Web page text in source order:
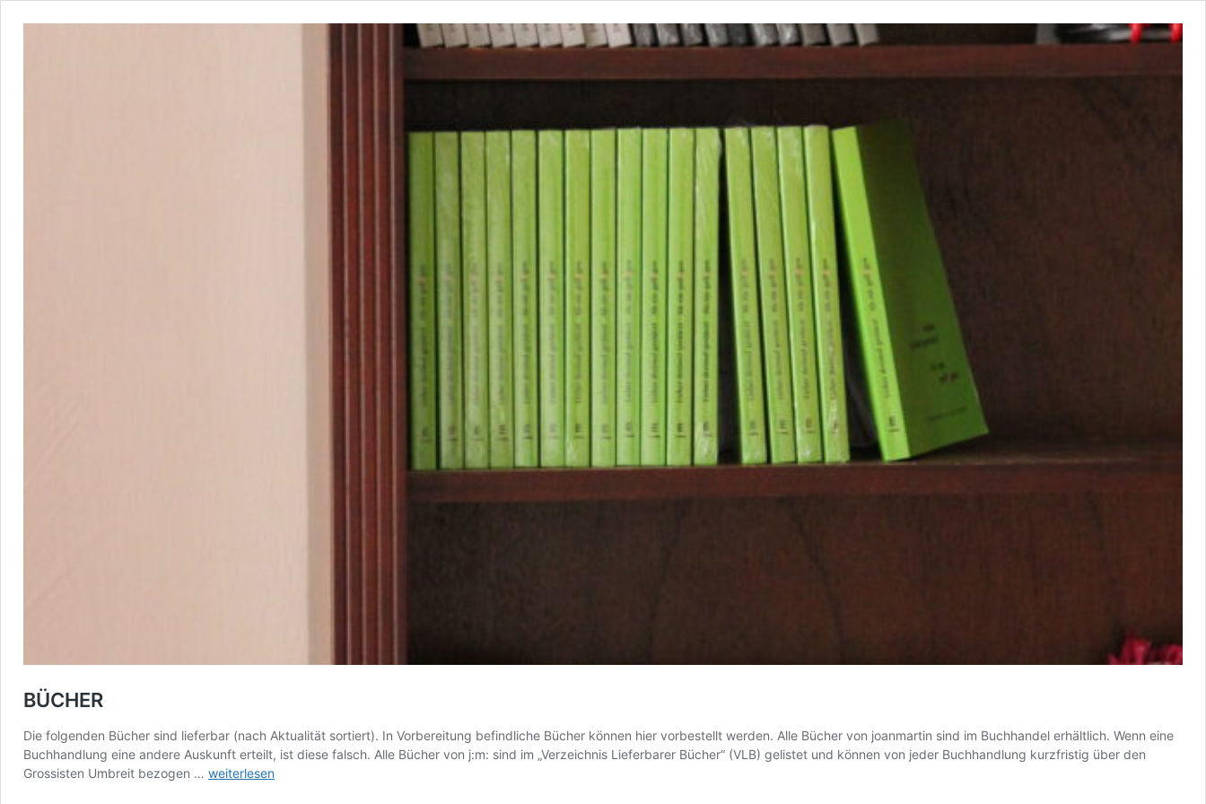
BÜCHER
Die folgenden Bücher sind lieferbar (nach Aktualität sortiert). In Vorbereitung befindliche Bücher können hier vorbestellt werden. Alle Bücher von joanmartin sind im Buchhandel erhältlich. Wenn eine
Buchhandlung eine andere Auskunft erteilt, ist diese falsch. Alle Bücher von j:m: sind im „Verzeichnis Lieferbarer Bücher“ (VLB) gelistet und können von jeder Buchhandlung kurzfristig über den
Grossisten Umbreit bezogen … BÜCHER
weiterlesen